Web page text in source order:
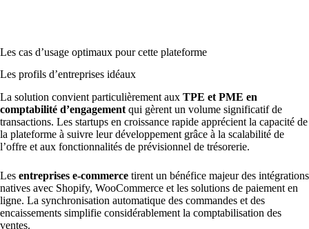
Les cas d’usage optimaux pour cette plateforme
Les profils d’entreprises idéaux
La solution convient particulièrement aux TPE et PME en
comptabilité d’engagement qui gèrent un volume significatif de
transactions. Les startups en croissance rapide apprécient la capacité de
la plateforme à suivre leur développement grâce à la scalabilité de
l’offre et aux fonctionnalités de prévisionnel de trésorerie.
Les entreprises e-commerce tirent un bénéfice majeur des intégrations
natives avec Shopify, WooCommerce et les solutions de paiement en
ligne. La synchronisation automatique des commandes et des
encaissements simplifie considérablement la comptabilisation des
ventes.